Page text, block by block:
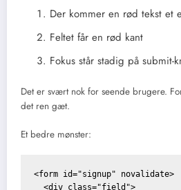
Der kommer en rød tekst et
Feltet får en rød kant
Fokus står stadig på submit-
Det er svært nok for seende brugere.
det ren gæt.
Et bedre mønster:
<form id="signup" novalidate>
  <div class="field">